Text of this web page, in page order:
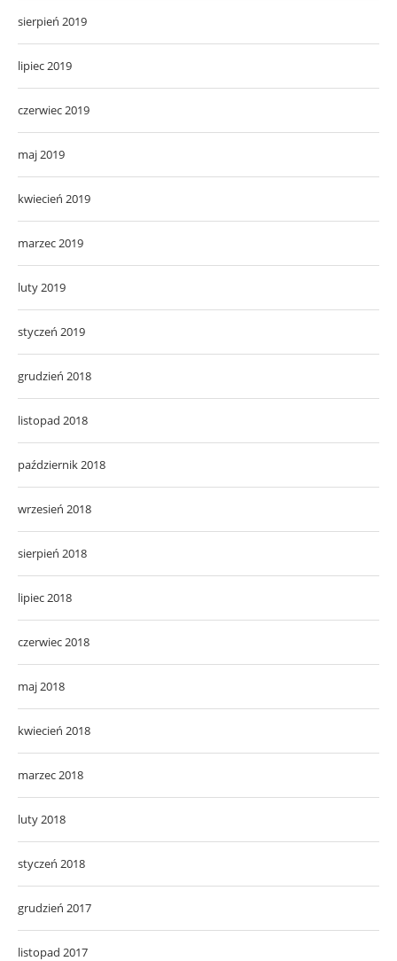
sierpień 2019
lipiec 2019
czerwiec 2019
maj 2019
kwiecień 2019
marzec 2019
luty 2019
styczeń 2019
grudzień 2018
listopad 2018
październik 2018
wrzesień 2018
sierpień 2018
lipiec 2018
czerwiec 2018
maj 2018
kwiecień 2018
marzec 2018
luty 2018
styczeń 2018
grudzień 2017
listopad 2017